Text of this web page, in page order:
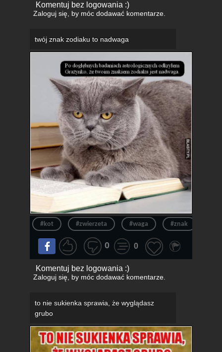
Komentuj bez logowania :)
Zaloguj się, by móc dodawać komentarze.
twój znak zodiaku to nadwaga
#kot #zwierzeta #waga #znak
0 0
Komentuj bez logowania :)
Zaloguj się, by móc dodawać komentarze.
to nie sukienka sprawia, że wyglądasz
grubo